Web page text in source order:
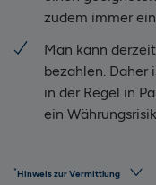
zudem immer
Man kann
bezahlen. Daher
in der Regel in
ein
*Hinweis zur Vermittlung